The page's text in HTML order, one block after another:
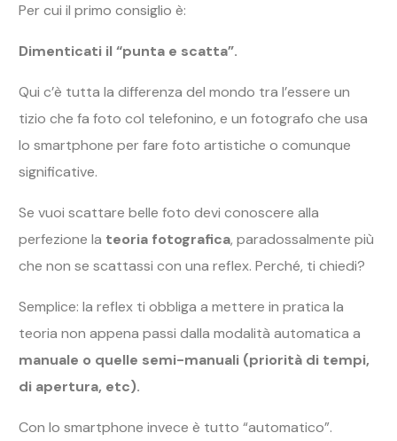
Per cui il primo consiglio è:
Dimenticati il “punta e scatta”.
Qui c’è tutta la differenza del mondo tra l’essere un
tizio che fa foto col telefonino, e un fotografo che usa
lo smartphone per fare foto artistiche o comunque
significative.
Se vuoi scattare belle foto devi conoscere alla
perfezione la teoria fotografica, paradossalmente più
che non se scattassi con una reflex. Perché, ti chiedi?
Semplice: la reflex ti obbliga a mettere in pratica la
teoria non appena passi dalla modalità automatica a
manuale o quelle semi-manuali (priorità di tempi,
di apertura, etc).
Con lo smartphone invece è tutto “automatico”.